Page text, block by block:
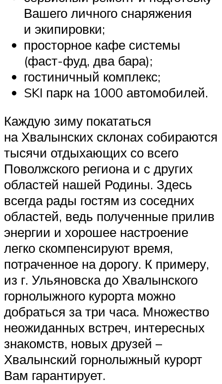
Вашего личного снаряжения
и экипировки;
просторное кафе системы
(фаст-фуд, два бара);
гостиничный комплекс;
SKI парк на 1000 автомобилей.
Каждую зиму покататься
на Хвалынских склонах собираются
тысячи отдыхающих со всего
Поволжского региона и с других
областей нашей Родины. Здесь
всегда рады гостям из соседних
областей, ведь полученные прилив
энергии и хорошее настроение
легко скомпенсируют время,
потраченное на дорогу. К примеру,
из г. Ульяновска до Хвалынского
горнолыжного курорта можно
добраться за три часа. Множество
неожиданных встреч, интересных
знакомств, новых друзей –
Хвалынский горнолыжный курорт
Вам гарантирует.